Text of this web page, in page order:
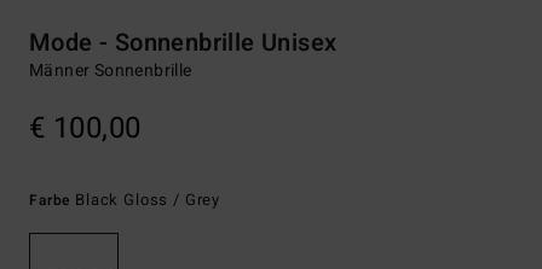
Mode - Sonnenbrille Unisex
Männer Sonnenbrille
€ 100,00
Farbe Black Gloss / Grey